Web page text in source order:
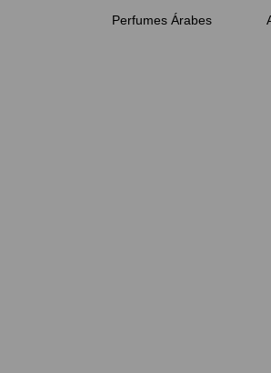
Perfumes Árabes